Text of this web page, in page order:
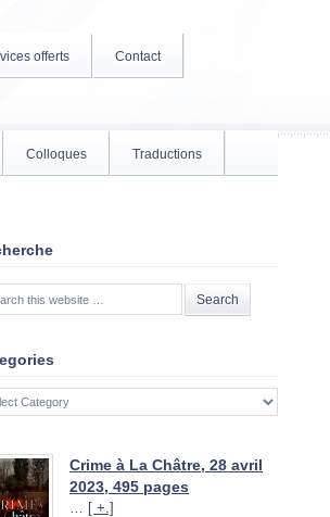
offerts Contact
Colloques Traductions
Crime à La Châtre, 28 avril
2023, 495 pages
… [ +.]